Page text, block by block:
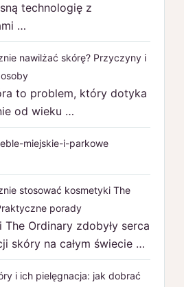
technologię z
…
nawilżać skórę? Przyczyny i
to problem, który dotyka
od wieku …
miejskie-i-parkowe
stosować kosmetyki The
porady
The Ordinary zdobyły serca
skóry na całym świecie …
i ich pielęgnacja: jak dobrać